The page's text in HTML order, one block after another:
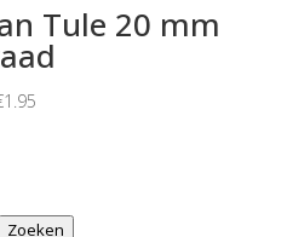
Tule 20 mm
1.95
Zoeken